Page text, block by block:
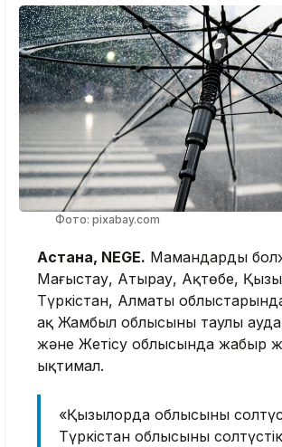
Фото: pixabay.com
Астана, NEGE. Мамандардың
Маңғыстау, Атырау, Ақтөбе,
Түркістан, Алматы
ақ Жамбыл облысының таулы
және Жетісу облысында жаңбыр
ықтимал.
«Қызылорда облысының
Түркістан облысының